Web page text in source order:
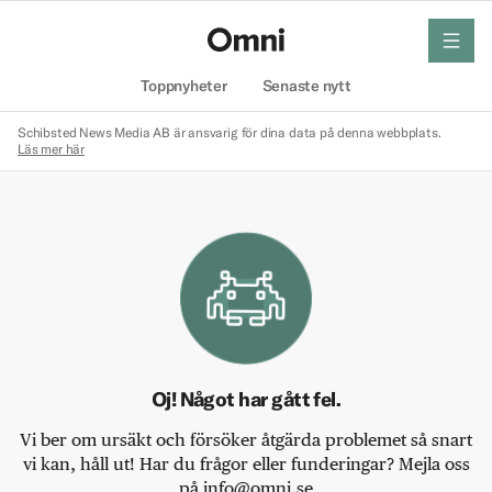
Toppnyheter Senaste nytt
meny
Schibsted News Media AB är ansvarig för dina data på denna webbplats.
Läs mer här
Oj! Något har gått fel.
Vi ber om ursäkt och försöker åtgärda problemet så snart
vi kan, håll ut! Har du frågor eller funderingar? Mejla oss